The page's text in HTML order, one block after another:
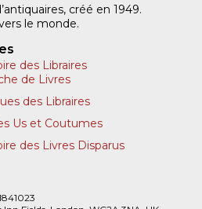
créé en 1949.
le monde.
des Libraires
de Livres
des Libraires
Us et Coutumes
des Livres Disparus